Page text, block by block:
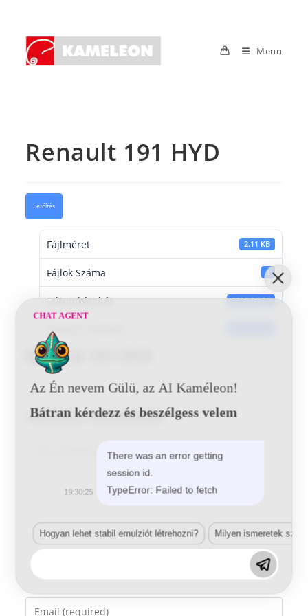
content
Menu
Renault 191 HYD
Letöltés
Fájlméret 2.11 KB
Fájlok Száma 1
Dátumkészítés 2016-06-20
Utoljára frissített
Renault 191 HYD
Vélemény, hozzászólás?
your
name
Enter
CHAT AGENT
Az Én nevem Gülü, az AI Kaméleon!
Bátran kérdezz és beszélgess velem
There was an error getting
session id.
TypeError: Failed to fetch
19:30:25
Hogyan lehet stabil emulziót létrehozni? Milyen ismeretek